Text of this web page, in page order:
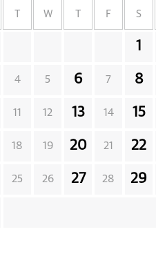
W F S
1
4 5 6 7 8
11 12 13 14 15
18 19 20 21 22
25 26 27 28 29